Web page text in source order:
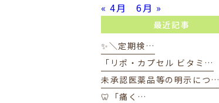
« 4月 6月 »
最近記事
✨＼定期検…
「リポ・カプセル ビタミ…
未承認医薬品等の明示につ…
🦷「痛く…